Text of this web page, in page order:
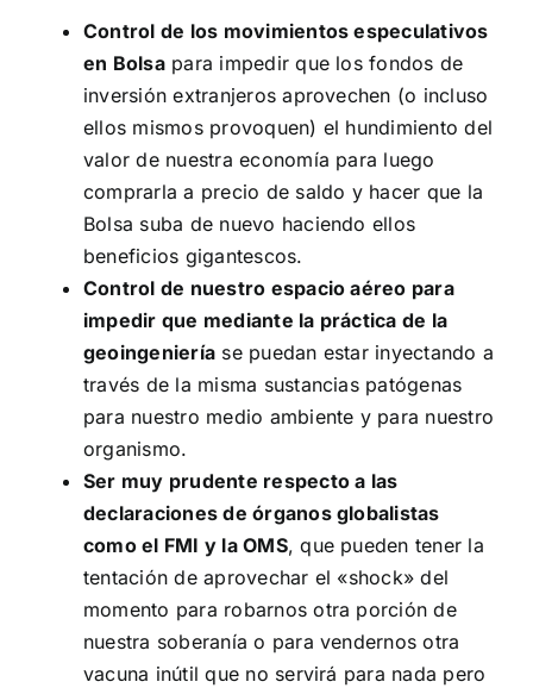
Control de los movimientos especulativos
en Bolsapara impedir que los fondos de
inversión extranjeros aprovechen (o incluso
ellos mismos provoquen) el hundimiento del
valor de nuestra economía para luego
comprarla a precio de saldo y hacer que la
Bolsa suba de nuevo haciendo ellos
beneficios gigantescos.
Control de nuestro espacio aéreo para
impedir que mediante la práctica de la
geoingeniería se puedan estar inyectando a
través de la misma sustancias patógenas
para nuestro medio ambiente y para nuestro
organismo.
Ser muy prudente respecto a las
declaraciones de órganos globalistas
como el FMI y la OMS, que pueden tener la
tentación de aprovechar el «shock» del
momento para robarnos otra porción de
nuestra soberanía o para vendernos otra
vacuna inútil que no servirá para nada pero